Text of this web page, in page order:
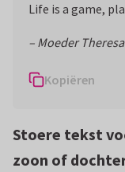
Life is a game,
– Moeder Theresa
Kopiëren
Stoere tekst
zoon of